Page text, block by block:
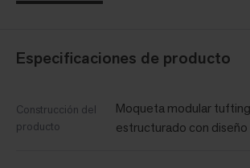
Especificaciones de producto
Construcción del
producto
Moqueta modular
estructurado con diseño